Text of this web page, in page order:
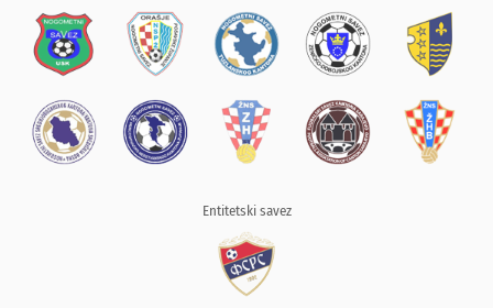
Entitetski savez